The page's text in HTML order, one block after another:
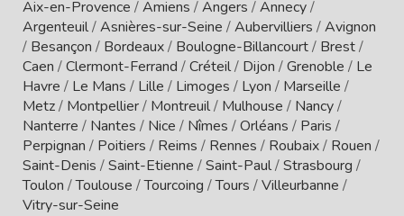
Aix-en-Provence /Amiens /Angers /Annecy/
Argenteuil/Asnières-sur-Seine /Aubervilliers /Avignon
/ Besançon / Bordeaux/ Boulogne-Billancourt/ Brest/
Caen /Clermont-Ferrand /Créteil/ Dijon /Grenoble / Le
Havre / Le Mans / Lille / Limoges / Lyon / Marseille /
Metz/ Montpellier/ Montreuil/ Mulhouse / Nancy/
Nanterre / Nantes / Nice / Nîmes /Orléans / Paris /
Perpignan / Poitiers / Reims / Rennes / Roubaix/ Rouen /
Saint-Denis /Saint-Etienne /Saint-Paul/Strasbourg /
Toulon /Toulouse /Tourcoing /Tours /Villeurbanne /
Vitry-sur-Seine